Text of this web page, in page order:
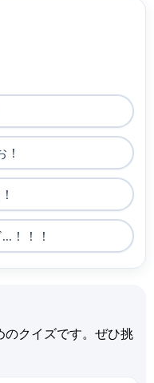
！！！
のクイズです。ぜひ挑